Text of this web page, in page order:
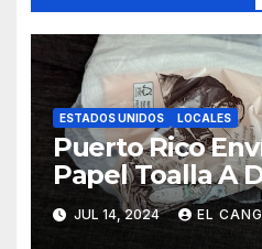
ESTADOS UNIDOS LOCALES
Puerto Rico
Papel Toalla A
Pa’ Que Use
Curita
JUL 14, 2024 EL